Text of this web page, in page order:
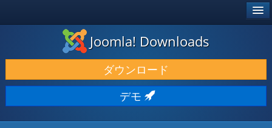
ダウンロードと機能拡張
発見と学び
コミュニティとサポート
Joomla! Downloads
ダウンロード
デモ